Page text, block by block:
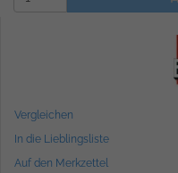
Vergleichen
In die Lieblingsliste
Auf den Merkzettel